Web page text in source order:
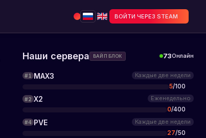
ВОЙТИ ЧЕРЕЗ STEAM
Наши сервера ВАЙП БЛОК 73Онлайн
#1 MAX3 Каждые две недели
5/100
#2 X2 Еженедельно
0/400
#4 PVE Каждые две недели
27/50